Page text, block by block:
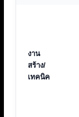
งาน
สร้าง/
เทคนิค